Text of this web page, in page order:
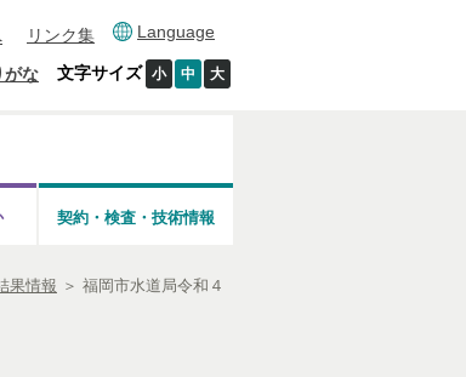
リンク集 Language
がな 文字サイズ 小 中 大
契約・検査・技術情報
果情報 ＞ 福岡市水道局令和４